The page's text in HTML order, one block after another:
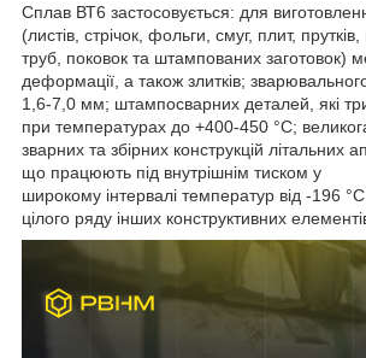
Сплав ВТ6 застосовується: для
(листів, стрічок, фольги, смуг, плит, прутків,
труб, поковок та штампованих заготовок)
деформації, а також злитків;
1,6-7,0 мм; штампосварних деталей, які
при температурах до +400-450 °С;
зварних та збірних конструкцій літальних
що працюють під внутрішнім тиском у
широкому інтервалі температур від -196
цілого ряду інших конструктивних